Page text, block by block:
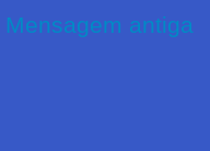
Mensagem antiga